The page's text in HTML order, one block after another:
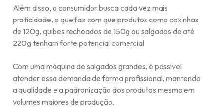
Além disso, o consumidor busca cada vez mais
praticidade, o que faz com que produtos como coxinhas
de 120g, quibes recheados de 150g ou salgados de até
220g tenham forte potencial comercial.
Com uma máquina de salgados grandes, é possível
atender essa demanda de forma profissional, mantendo
a qualidade e a padronização dos produtos mesmo em
volumes maiores de produção.